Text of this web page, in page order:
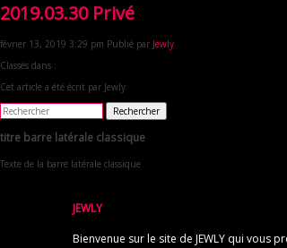
2019.03.30 Privé
février 13, 2019 3:29 pm Publié par Jewly
Classés dans :
Cet article a été écrit par Jewly
Rechercher
titre barre latérale classique
Texte de la barre latérale classique
JEWLY
Bienvenue sur le site de JEWLY qui vous